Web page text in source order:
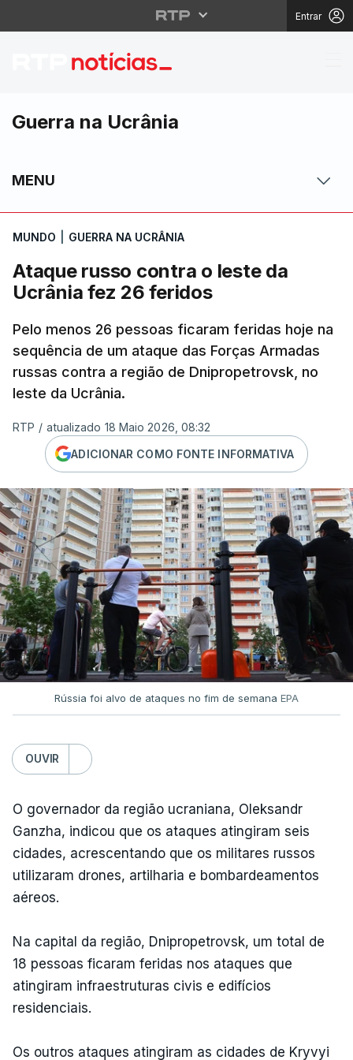
Entrar
Ataque russo contra
Guerra na Ucrânia
MENU
MUNDO GUERRA NA UCRÂNIA
Ataque russo contra o leste da
Ucrânia fez 26 feridos
Pelo menos 26 pessoas ficaram feridas hoje na
sequência de um ataque das Forças Armadas
russas contra a região de Dnipropetrovsk, no
leste da Ucrânia.
RTP / atualizado 18 Maio 2026, 08:32
ADICIONAR COMO FONTE INFORMATIVA
Rússia foi alvo de ataques no fim de semana EPA
OUVIR
O governador da região ucraniana, Oleksandr
Ganzha, indicou que os ataques atingiram seis
cidades, acrescentando que os militares russos
utilizaram drones, artilharia e bombardeamentos
aéreos.
Na capital da região, Dnipropetrovsk, um total de
18 pessoas ficaram feridas nos ataques que
atingiram infraestruturas civis e edifícios
residenciais.
Os outros ataques atingiram as cidades de Kryvyi